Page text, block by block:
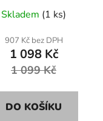
kabel, 3x 1,5mm2
Skladem (1 ks)
907 Kč bez DPH
1 098 Kč
1 099 Kč
DO KOŠÍKU